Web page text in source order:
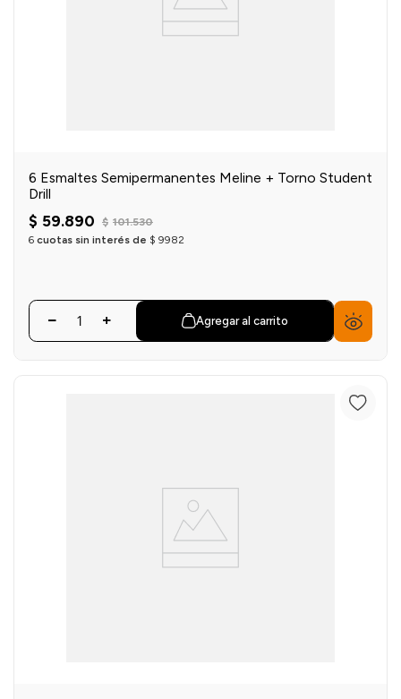
6 Esmaltes Semipermanentes Meline + Torno Student
Drill
$ 59.890 $ 101.530
6 cuotas sin interés de $ 9982
Agregar al carrito